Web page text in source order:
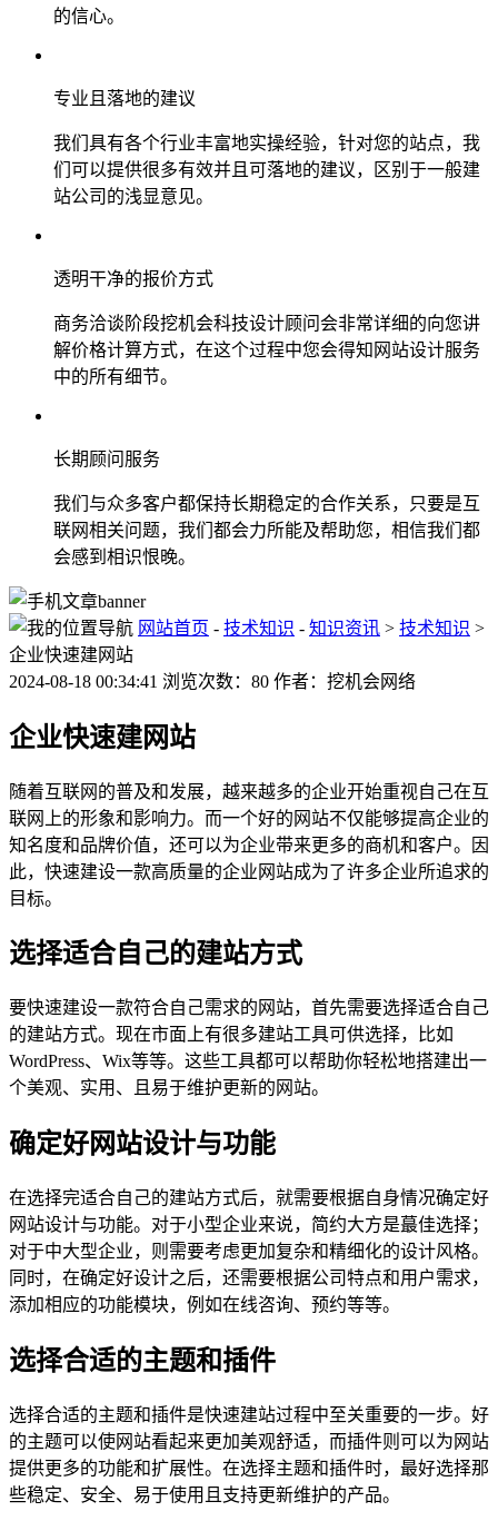
的信心。
专业且落地的建议
我们具有各个行业丰富地实操经验，针对您的站点，我
们可以提供很多有效并且可落地的建议，区别于一般建
站公司的浅显意见。
透明干净的报价方式
商务洽谈阶段挖机会科技设计顾问会非常详细的向您讲
解价格计算方式，在这个过程中您会得知网站设计服务
中的所有细节。
长期顾问服务
我们与众多客户都保持长期稳定的合作关系，只要是互
联网相关问题，我们都会力所能及帮助您，相信我们都
会感到相识恨晚。
网站首页 - 技术知识 - 知识资讯 > 技术知识 >
企业快速建网站
2024-08-18 00:34:41 浏览次数：80 作者：挖机会网络
企业快速建网站
随着互联网的普及和发展，越来越多的企业开始重视自己在互
联网上的形象和影响力。而一个好的网站不仅能够提高企业的
知名度和品牌价值，还可以为企业带来更多的商机和客户。因
此，快速建设一款高质量的企业网站成为了许多企业所追求的
目标。
选择适合自己的建站方式
要快速建设一款符合自己需求的网站，首先需要选择适合自己
的建站方式。现在市面上有很多建站工具可供选择，比如
WordPress、Wix等等。这些工具都可以帮助你轻松地搭建出一
个美观、实用、且易于维护更新的网站。
确定好网站设计与功能
在选择完适合自己的建站方式后，就需要根据自身情况确定好
网站设计与功能。对于小型企业来说，简约大方是蕞佳选择；
对于中大型企业，则需要考虑更加复杂和精细化的设计风格。
同时，在确定好设计之后，还需要根据公司特点和用户需求，
添加相应的功能模块，例如在线咨询、预约等等。
选择合适的主题和插件
选择合适的主题和插件是快速建站过程中至关重要的一步。好
的主题可以使网站看起来更加美观舒适，而插件则可以为网站
提供更多的功能和扩展性。在选择主题和插件时，最好选择那
些稳定、安全、易于使用且支持更新维护的产品。